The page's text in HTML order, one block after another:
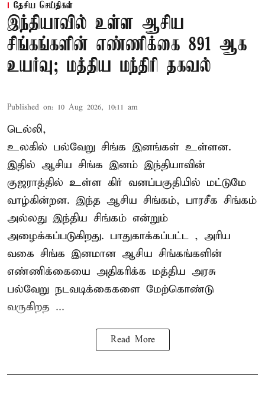
தேசிய செய்திகள்
இந்தியாவில் உள்ள ஆசிய
சிங்கங்களின் எண்ணிக்கை 891 ஆக
உயர்வு; மத்திய மந்திரி தகவல்
Published on: 10 Aug 2026, 10:11 am
டெல்லி,
உலகில் பல்வேறு சிங்க இனங்கள் உள்ளன.
இதில் ஆசிய சிங்க இனம் இந்தியாவின்
குஜராத்தில் உள்ள கிர் வனப்பகுதியில் மட்டுமே
வாழ்கின்றன. இந்த ஆசிய சிங்கம், பாரசீக சிங்கம்
அல்லது இந்திய சிங்கம் என்றும்
அழைக்கப்படுகிறது. பாதுகாக்கப்பட்ட , அரிய
வகை சிங்க இனமான ஆசிய சிங்கங்களின்
எண்ணிக்கையை அதிகரிக்க மத்திய அரசு
பல்வேறு நடவடிக்கைகளை மேற்கொண்டு
வருகிறத ...
Read More